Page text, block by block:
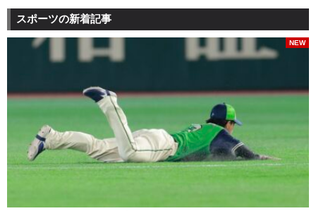
スポーツの新着記事
NEW